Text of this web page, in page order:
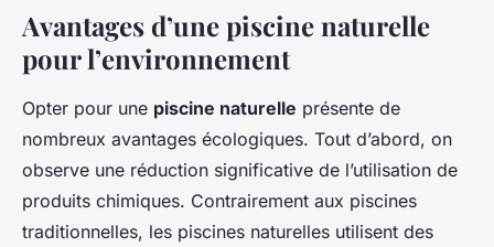
Avantages d’une piscine naturelle
pour l’environnement
Opter pour une piscine naturelle présente de
nombreux avantages écologiques. Tout d’abord, on
observe une réduction significative de l’utilisation de
produits chimiques. Contrairement aux piscines
traditionnelles, les piscines naturelles utilisent des